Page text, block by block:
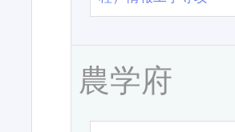
農学府